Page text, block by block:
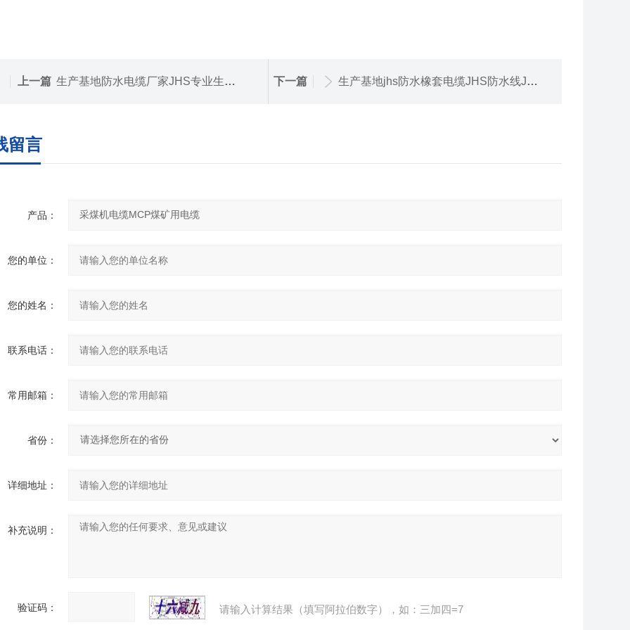
上一篇 生产基地防水电缆厂家JHS专业生产防水橡皮电缆 下一篇 生产基地jhs防水橡套电缆JHS防水线JHS橡胶线
留言
产品：
您的单位：
您的姓名：
联系电话：
常用邮箱：
省份：
详细地址：
补充说明：
验证码： 请输入计算结果（填写阿拉伯数字），如：三加四=7